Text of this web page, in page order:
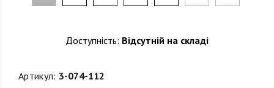
Доступність: Відсутній на складі
Артикул: 3-074-112